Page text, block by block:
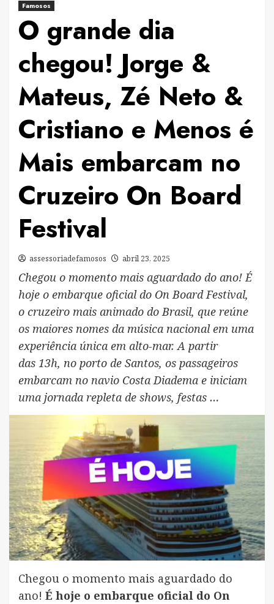
Famosos
O grande dia
chegou! Jorge &
Mateus, Zé Neto &
Cristiano e Menos é
Mais embarcam no
Cruzeiro On Board
Festival
assessoriadefamosos abril 23, 2025
Chegou o momento mais aguardado do ano! É
hoje o embarque oficial do On Board Festival,
o cruzeiro mais animado do Brasil, que reúne
os maiores nomes da música nacional em uma
experiência única em alto-mar. A partir
das 13h, no porto de Santos, os passageiros
embarcam no navio Costa Diadema e iniciam
uma jornada repleta de shows, festas …
Chegou o momento mais aguardado do
ano! É hoje o embarque oficial do On